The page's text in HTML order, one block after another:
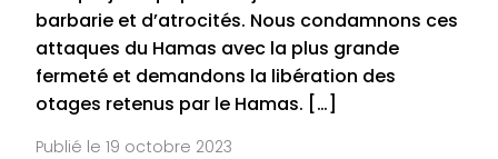
barbarie et d’atrocités. Nous condamnons ces
attaques du Hamas avec la plus grande
fermeté et demandons la libération des
otages retenus par le Hamas. […]
Publié le 19 octobre 2023